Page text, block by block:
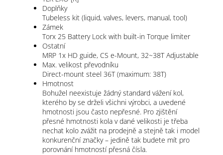
Doplňky
Tubeless kit (liquid, valves, levers, manual, tool)
Zámek
Torx 25 Battery Lock with built-in Torque limiter
Ostatní
MRP 1x HD guide, CS e-Mount, 32~38T Adjustable
Max. velikost převodníku
Direct-mount steel 36T (maximum: 38T)
Hmotnost
Bohužel neexistuje žádný standard vážení kol,
kterého by se drželi všichni výrobci, a uvedené
hmotnosti jsou často nepřesné. Pro zjištění
přesné hmotnosti kola v dané velikosti je třeba
nechat kolo zvážit na prodejně a stejně tak i model
konkurenční značky – jedině tak budete mít pro
porovnání hmotností přesná čísla.